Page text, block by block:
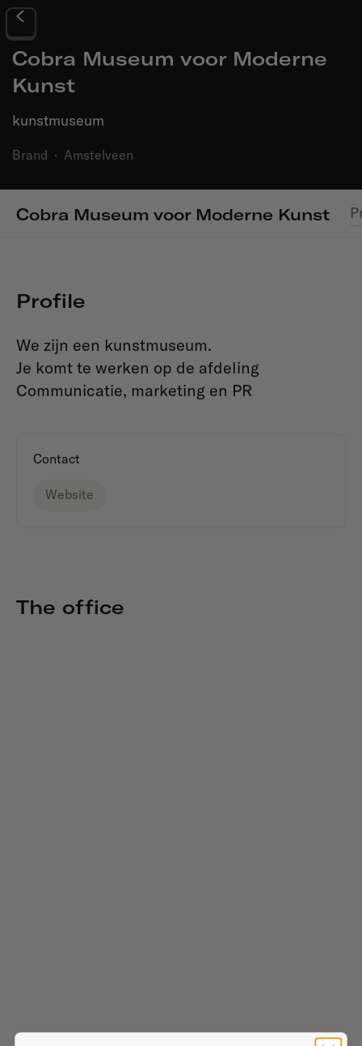
Cobra Museum voor Moderne
Kunst
kunstmuseum
Brand · Amstelveen
Cobra Museum voor Moderne Kunst
Profile
We zijn een kunstmuseum.
Je komt te werken op de afdeling
Communicatie, marketing en PR
Contact
Website
The office